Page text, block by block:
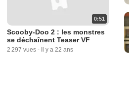
0:51
Scooby-Doo 2 : les monstres
se déchaînent Teaser VF
2 297 vues - Il y a 22 ans